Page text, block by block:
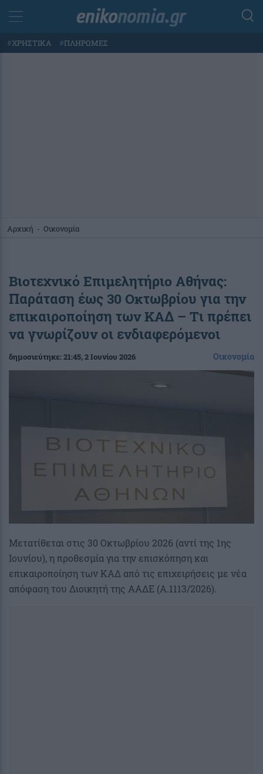
#ΧΡΗΣΤΙΚΑ #ΠΛΗΡΩΜΕΣ
Αρχική - Οικονομία
Βιοτεχνικό Επιμελητήριο Αθήνας:
Παράταση έως 30 Οκτωβρίου για την
επικαιροποίηση των ΚΑΔ – Tι πρέπει
να γνωρίζουν οι ενδιαφερόμενοι
δημοσιεύτηκε:21:45, 2 Ιουνίου 2026 Οικονομία
Μετατίθεται στις 30 Οκτωβρίου 2026 (αντί της 1ης
Ιουνίου), η προθεσμία για την επισκόπηση και
επικαιροποίηση των ΚΑΔ από τις επιχειρήσεις με νέα
απόφαση του Διοικητή της ΑΑΔΕ (Α.1113/2026).